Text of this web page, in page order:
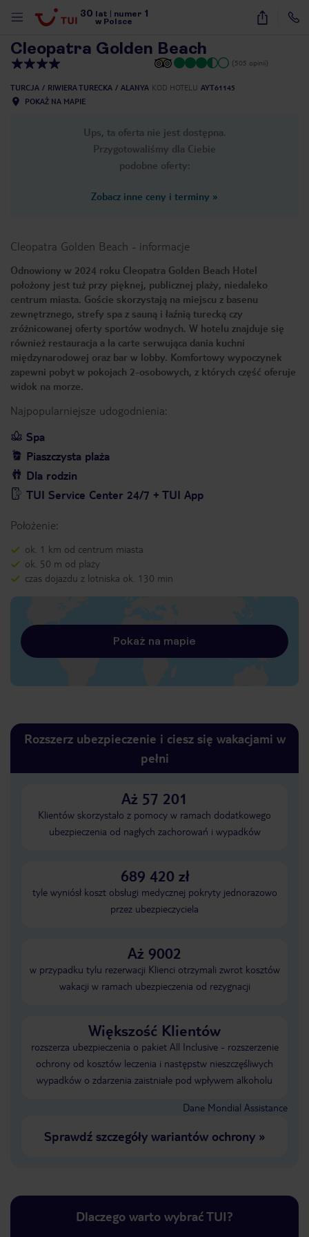
30 lat numer 1
w Polsce
39
Cleopatra Golden Beach
(505 opinii)
TURCJA RIWIERA TURECKA ALANYA KOD HOTELU AYT61145
POKAŻ NA MAPIE
Ups, ta oferta nie jest dostępna.
Przygotowaliśmy dla Ciebie
podobne oferty:
Zobacz inne ceny i terminy »
Cleopatra Golden Beach - informacje
Odnowiony w 2024 roku Cleopatra Golden Beach Hotel
położony jest tuż przy pięknej, publicznej plaży, niedaleko
centrum miasta. Goście skorzystają na miejscu z basenu
zewnętrznego, strefy spa z sauną i łaźnią turecką czy
zróżnicowanej oferty sportów wodnych. W hotelu znajduje się
również restauracja a la carte serwująca dania kuchni
międzynarodowej oraz bar w lobby. Komfortowy wypoczynek
zapewni pobyt w pokojach 2-osobowych, z których część oferuje
widok na morze.
Najpopularniejsze udogodnienia:
Spa
Piaszczysta plaża
Dla rodzin
TUI Service Center 24/7 + TUI App
Położenie:
ok. 1 km od centrum miasta
ok. 50 m od plaży
czas dojazdu z lotniska ok. 130 min
Pokaż na mapie
Rozszerz ubezpieczenie i ciesz się wakacjami w
pełni
Aż 57 201
Klientów skorzystało z pomocy w ramach dodatkowego
ubezpieczenia od nagłych zachorowań i wypadków
689 420 zł
tyle wyniósł koszt obsługi medycznej pokryty jednorazowo
przez ubezpieczyciela
Aż 9002
w przypadku tylu rezerwacji Klienci otrzymali zwrot kosztów
wakacji w ramach ubezpieczenia od rezygnacji
Większość Klientów
rozszerza ubezpieczenia o pakiet All Inclusive - rozszerzenie
ochrony od kosztów leczenia i następstw nieszczęśliwych
wypadków o zdarzenia zaistniałe pod wpływem alkoholu
Dane Mondial Assistance
Sprawdź szczegóły wariantów ochrony»
Dlaczego warto wybrać TUI?